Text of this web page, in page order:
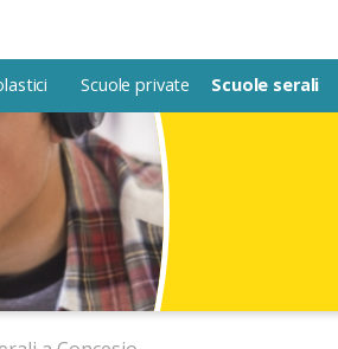
Scuole private
Scuole private Scuole serali
Scuole serali